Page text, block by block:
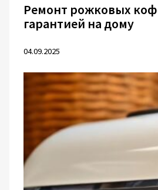
Ремонт рожковых
гарантией на дому
04.09.2025